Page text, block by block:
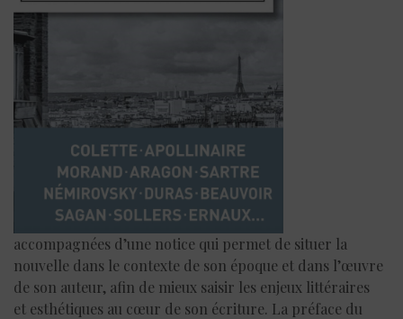
accompagnées d’une notice qui permet de situer la
nouvelle dans le contexte de son époque et dans l’œuvre
de son auteur, afin de mieux saisir les enjeux littéraires
et esthétiques au cœur de son écriture. La préface du